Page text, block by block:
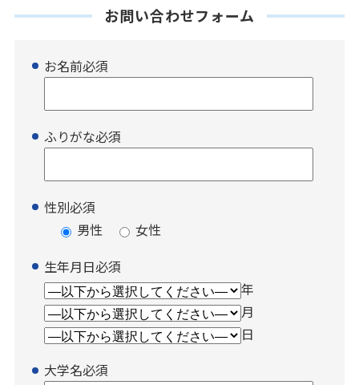
お問い合わせフォーム
お名前必須
ふりがな必須
性別必須
男性
女性
生年月日必須
年
月
日
大学名必須